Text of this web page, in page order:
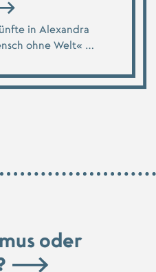
in Alexandra
ohne Welt« …
oder